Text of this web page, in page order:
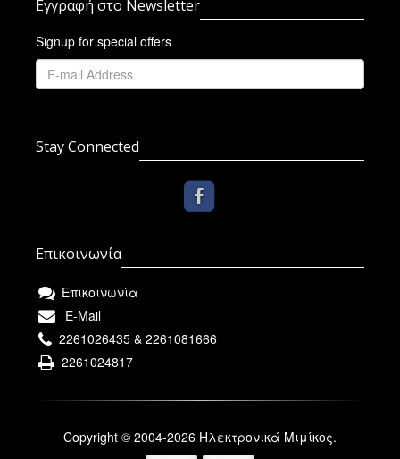
Εγγραφή στο Newsletter
Signup for special offers
Stay Connected
Επικοινωνία
Επικοινωνία
E-Mail
2261026435 & 2261081666
2261024817
Copyright © 2004-2026 Ηλεκτρονικά Μιμίκος.